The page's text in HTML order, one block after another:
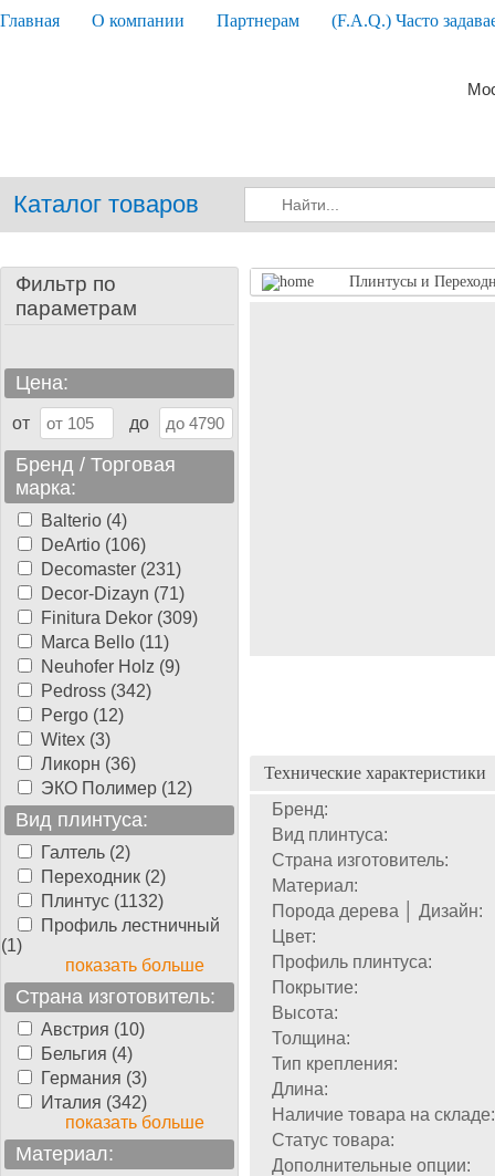
Главная О компании Партнерам (F.A.Q.) Часто
Каталог товаров
Фильтр по
параметрам
Цена:
от до
Бренд / Торговая
марка:
Balterio (4)
DeArtio (106)
Decomaster (231)
Decor-Dizayn (71)
Finitura Dekor (309)
Marca Bello (11)
Neuhofer Holz (9)
Pedross (342)
Pergo (12)
Witex (3)
Ликорн (36)
ЭКО Полимер (12)
Вид плинтуса:
Галтель (2)
Переходник (2)
Плинтус (1132)
Профиль лестничный
(1)
показать больше
Страна изготовитель:
Австрия (10)
Бельгия (4)
Германия (3)
Италия (342)
показать больше
Материал:
Плинтусы и
Технические характеристики
Бренд:
Вид плинтуса:
Страна изготовитель:
Материал:
Порода дерева │ Дизайн:
Цвет:
Профиль плинтуса:
Покрытие:
Высота:
Толщина:
Тип крепления:
Длина:
Наличие товара на складе:
Статус товара:
Дополнительные опции: